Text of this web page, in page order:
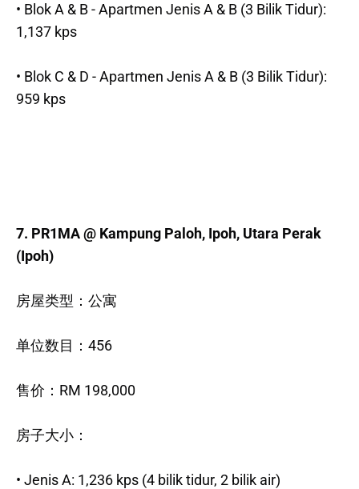
• Blok A & B - Apartmen Jenis A & B (3 Bilik Tidur):
1,137 kps
• Blok C & D - Apartmen Jenis A & B (3 Bilik Tidur):
959 kps
7. PR1MA @ Kampung Paloh, Ipoh, Utara Perak
(Ipoh)
房屋类型：公寓
单位数目：456
售价：RM 198,000
房子大小：
• Jenis A: 1,236 kps (4 bilik tidur, 2 bilik air)